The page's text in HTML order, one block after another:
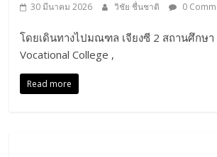
30 มีนาคม 2026 วิชัย ชื่นชาติ 0
โดยเดินทางไปมณฑล เจียงซี 2 สถานศึกษา
Vocational College ,
Read more